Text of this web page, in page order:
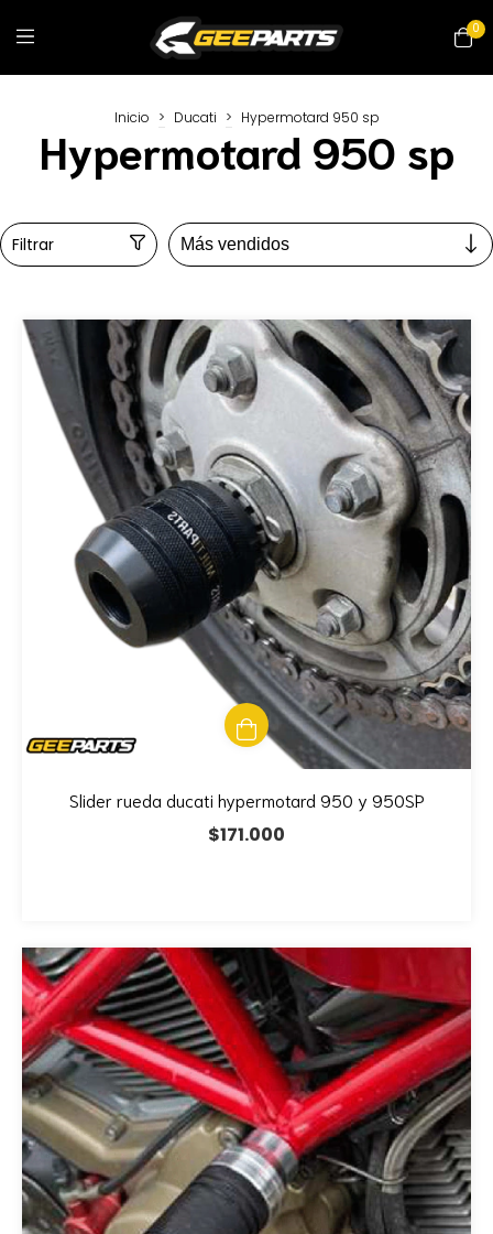
0
Inicio > Ducati > Hypermotard 950 sp
Hypermotard 950 sp
Filtrar
Slider rueda ducati hypermotard 950 y 950SP
$171.000